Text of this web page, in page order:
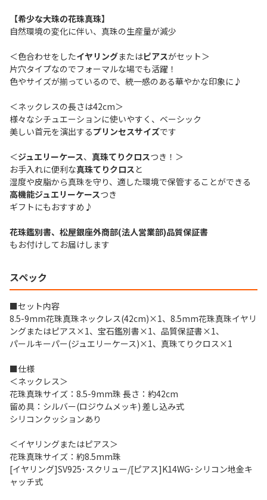
【希少な大珠の花珠真珠】
自然環境の変化に伴い、真珠の生産量が減少
＜色合わせをしたイヤリングまたはピアスがセット＞
片穴タイプなのでフォーマルな場でも活躍！
色やサイズが揃っているので、統一感のある華やかな印象に♪
＜ネックレスの長さは42cm＞
様々なシチュエーションに使いやすく、ベーシック
美しい首元を演出するプリンセスサイズです
＜ジュエリーケース、 真珠てりクロスつき！＞
お手入れに便利な真珠てりクロスと
湿度や皮脂から真珠を守り、適した環境で保管することができる
高機能ジュエリーケースつき
ギフトにもおすすめ♪
花珠鑑別書、松屋銀座外商部(法人営業部)品質保証書
もお付けしてお届けします
スペック
■セット内容
8.5-9mm花珠真珠ネックレス(42cm)×1、8.5mm花珠真珠イヤリ
ングまたはピアス×1、宝石鑑別書×1、品質保証書×1、
パールキーパー(ジュエリーケース)×1、真珠てりクロス×1
■仕様
＜ネックレス＞
花珠真珠サイズ：8.5-9mm珠 長さ：約42cm
留め具：シルバー(ロジウムメッキ) 差し込み式
シリコンクッションあり
＜イヤリングまたはピアス＞
花珠真珠サイズ：約8.5mm珠
[イヤリング]SV925･スクリュー/[ピアス]K14WG･シリコン地金キ
ャッチ式